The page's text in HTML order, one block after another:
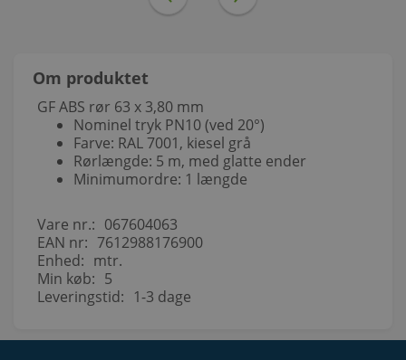
Om produktet
GF ABS rør 63 x 3,80 mm
Nominel tryk PN10 (ved 20°)
Farve: RAL 7001, kiesel grå
Rørlængde: 5 m, med glatte ender
Minimumordre: 1 længde
Vare nr.: 067604063
EAN nr: 7612988176900
Enhed: mtr.
Min køb: 5
Leveringstid: 1-3 dage